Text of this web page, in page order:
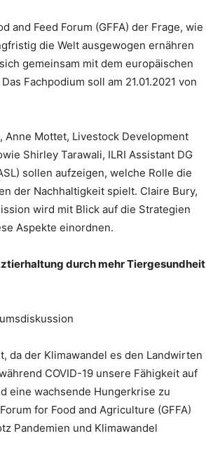
and Feed Forum (GFFA) der Frage, wie
die Welt ausgewogen ernähren
gemeinsam mit dem europäischen
Fachpodium soll am 21.01.2021 von
Mottet, Livestock Development
Shirley Tarawali, ILRI Assistant DG
sollen aufzeigen, welche Rolle die
der Nachhaltigkeit spielt. Claire Bury,
wird mit Blick auf die Strategien
Aspekte einordnen.
durch mehr Tiergesundheit
da der Klimawandel es den Landwirten
COVID-19 unsere Fähigkeit auf
eine wachsende Hungerkrise zu
for Food and Agriculture (GFFA)
Pandemien und Klimawandel